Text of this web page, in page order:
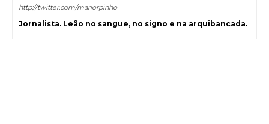
http://twitter.com/mariorpinho
Jornalista. Leão no sangue, no signo e na arquibancada.